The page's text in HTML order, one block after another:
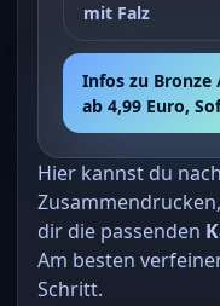
mit Falz
Infos zu Bronze
ab 4,99 Euro,
Hier kannst du
dir die passenden
Am besten
Schritt.